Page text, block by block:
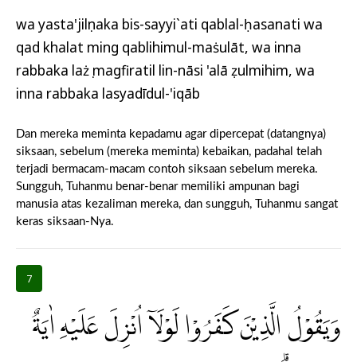
wa yasta'jilụnaka bis-sayyi`ati qablal-ḥasanati wa
qad khalat ming qablihimul-maṡulāt, wa inna
rabbaka lażụ magfiratil lin-nāsi 'alā ẓulmihim, wa
inna rabbaka lasyadīdul-'iqāb
Dan mereka meminta kepadamu agar dipercepat (datangnya)
siksaan, sebelum (mereka meminta) kebaikan, padahal telah
terjadi bermacam-macam contoh siksaan sebelum mereka.
Sungguh, Tuhanmu benar-benar memiliki ampunan bagi
manusia atas kezaliman mereka, dan sungguh, Tuhanmu sangat
keras siksaan-Nya.
7
وَيَقُوْلُ الَّذِيْنَ كَفَرُوْا لَوْلَآ اُنْزِلَ عَلَيْهِ اٰيَةٌ